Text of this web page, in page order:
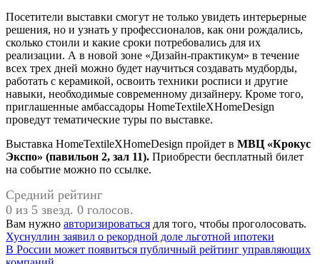
Посетители выставки смогут не только увидеть интерьерные
решения, но и узнать у профессионалов, как они рождались,
сколько стоили и какие сроки потребовались для их
реализации. А в новой зоне «Дизайн-практикум» в течение
всех трех дней можно будет научиться создавать мудборды,
работать с керамикой, освоить техники росписи и другие
навыки, необходимые современному дизайнеру. Кроме того,
приглашенные амбассадоры HomeTextileXHomeDesign
проведут тематические туры по выставке.
Выставка HomeTextileXHomeDesign пройдет в МВЦ «Крокус
Экспо» (павильон 2, зал 11). Приобрести бесплатный билет
на событие можно по ссылке.
Средний рейтинг
0 из 5 звезд. 0 голосов.
Вам нужно авторизироваться для того, чтобы проголосовать.
Навигация
по
Предыдущая
запись:
Хуснуллин заявил о рекордной доле льготной ипотеки
Следующая
В России может появиться публичный рейтинг управляющих